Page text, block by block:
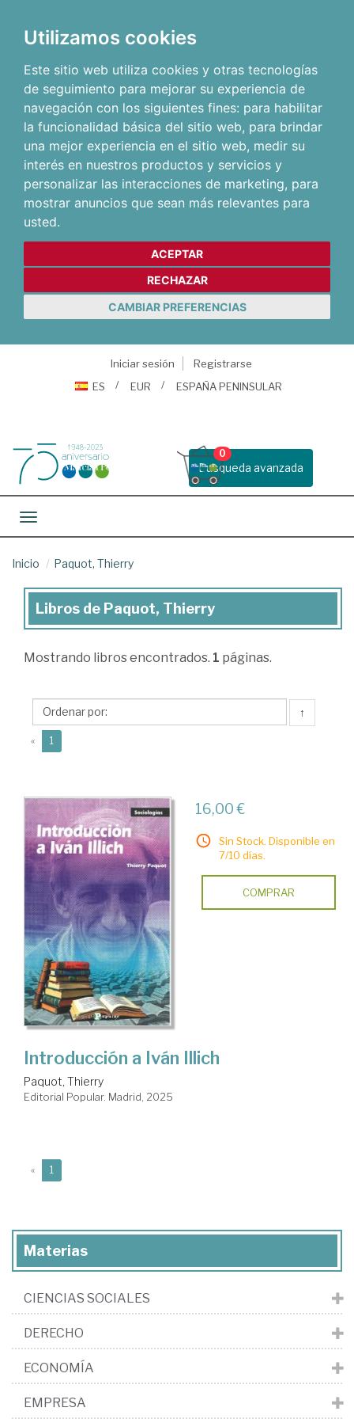
Utilizamos cookies
Este sitio web utiliza cookies y otras tecnologías
de seguimiento para mejorar su experiencia de
navegación con los siguientes fines: para habilitar
la funcionalidad básica del sitio web, para brindar
una mejor experiencia en el sitio web, medir su
interés en nuestros productos y servicios y
personalizar las interacciones de marketing, para
mostrar anuncios que sean más relevantes para
usted.
ACEPTAR
RECHAZAR
CAMBIAR PREFERENCIAS
Iniciar sesión
Registrarse
ES
EUR ESPAÑA PENINSULAR
Busqueda avanzada
0
Toggle navigation
Inicio Paquot, Thierry
Libros
Paquot,
Libros de Paquot, Thierry
Mostrando libros encontrados. 1 páginas.
↑
« 1
16,00 €
Sin Stock. Disponible en
7/10 días.
COMPRAR
Introducción a Iván Illich
Paquot, Thierry
Editorial Popular. Madrid, 2025
« 1
Materias
CIENCIAS SOCIALES
DERECHO
ECONOMÍA
EMPRESA